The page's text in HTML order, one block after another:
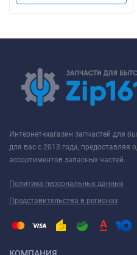
Интернет-магазин запчастей для
для вас с 2013 года, предоставляя
ассортиментов запасных частей.
Политика персональных данных
Представительства в регионах
КОМПАНИЯ